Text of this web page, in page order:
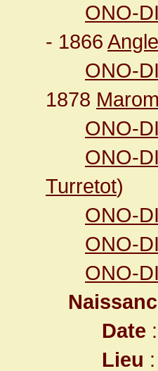
ONO-
- 1866
ONO-
1878
ONO-
ONO-
Turretot)
ONO-
ONO-
ONO-
Date
Lieu :